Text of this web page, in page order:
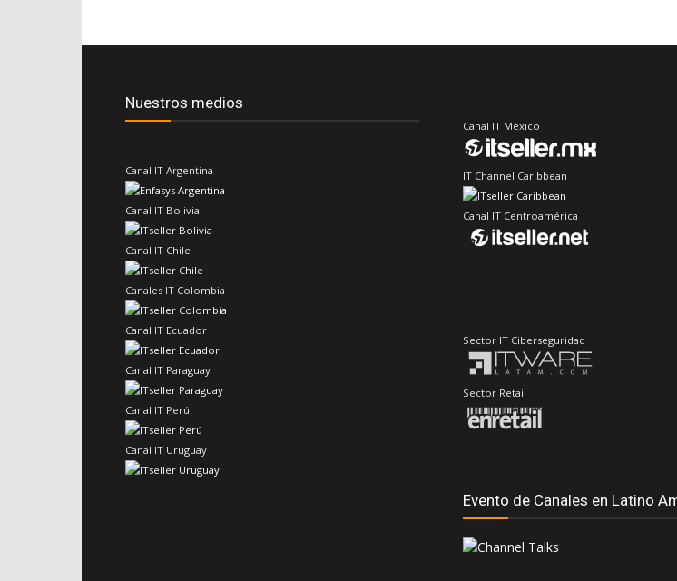
Nuestros medios
Canal IT Argentina
Canal IT Bolivia
Canal IT Chile
Canales IT Colombia
Canal IT Ecuador
Canal IT Paraguay
Canal IT Perú
Canal IT Uruguay
Canal IT México
IT Channel Caribbean
Canal IT Centroamérica
Sector IT Ciberseguridad
Sector Retail
Evento de Canales en Latino